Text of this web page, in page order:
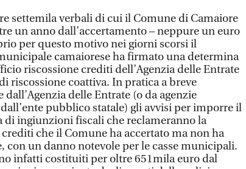
settemila verbali di cui il Comune di Camaiore
un anno dall’accertamento – neppure un euro
per questo motivo nei giorni scorsi il
camaiorese ha firmato una determina
riscossione crediti dell’Agenzia delle Entrate
riscossione coattiva. In pratica a breve
delle Entrate (o da agenzie
pubblico statale) gli avvisi per imporre il
di ingiunzioni fiscali che reclameranno la
che il Comune ha accertato ma non ha
con un danno notevole per le casse municipali.
infatti costituiti per oltre 651mila euro dal